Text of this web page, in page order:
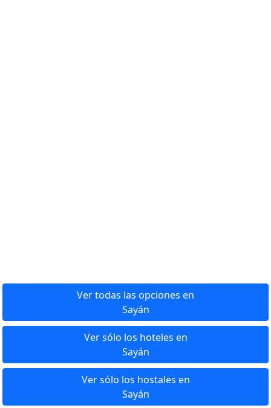
Ver todas las opciones en
Sayán
Ver sólo los hoteles en
Sayán
Ver sólo los hostales en
Sayán